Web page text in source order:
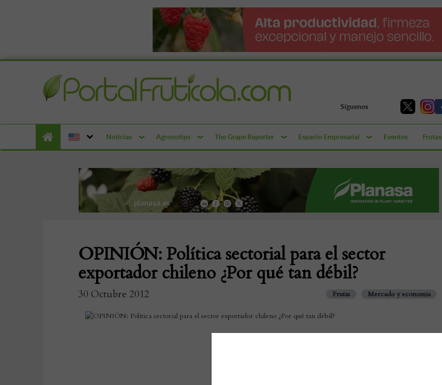
Síguenos
Noticias Agronotips The Grape Reporter Espacio Empresarial Eventos Frutas
OPINIÓN: Política sectorial para el sector
exportador chileno ¿Por qué tan débil?
30 Octubre 2012 Frutas Mercado y economia